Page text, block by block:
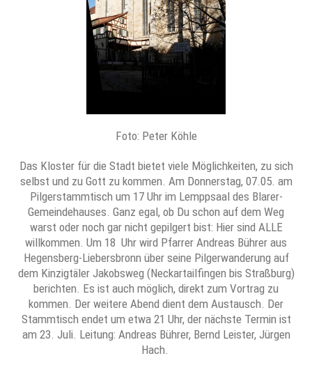
Foto: Peter Köhle
Das Kloster für die Stadt bietet viele Möglichkeiten, zu sich
selbst und zu Gott zu kommen. Am Donnerstag, 07.05. am
Pilgerstammtisch um 17 Uhr im Lemppsaal des Blarer-
Gemeindehauses. Ganz egal, ob Du schon auf dem Weg
warst oder noch gar nicht gepilgert bist: Hier sind ALLE
willkommen. Um 18 Uhr wird Pfarrer Andreas Bührer aus
Hegensberg-Liebersbronn über seine Pilgerwanderung auf
dem Kinzigtäler Jakobsweg (Neckartailfingen bis Straßburg)
berichten. Es ist auch möglich, direkt zum Vortrag zu
kommen. Der weitere Abend dient dem Austausch. Der
Stammtisch endet um etwa 21 Uhr, der nächste Termin ist
am 23. Juli. Leitung: Andreas Bührer, Bernd Leister, Jürgen
Hach.